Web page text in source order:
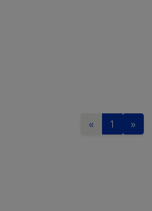
« 1 »